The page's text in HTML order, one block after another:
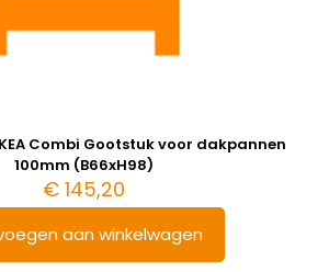
Combi Gootstuk voor dakpannen
100mm (B66xH98)
€145,20
aan winkelwagen